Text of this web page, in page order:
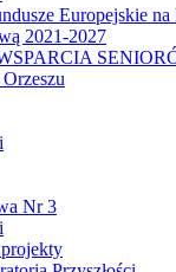
Europejskie na
2021-2027
Nr 3